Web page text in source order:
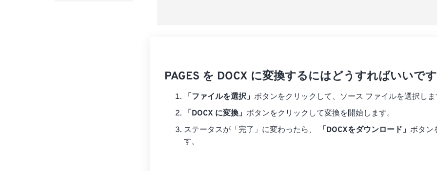
PAGES を DOCX に変換するにはどうすればいいで
「ファイルを選択」 ボタンをクリックして、ソース ファイルを選択し
「DOCX に変換」 ボタンをクリックして変換を開始します。
ステータスが「完了」に変わったら、
「DOCXをダウンロード」 ボタン
す。